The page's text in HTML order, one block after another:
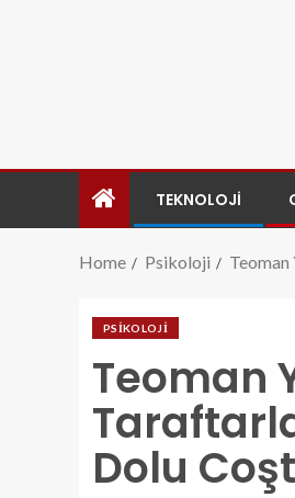
TEKNOLOJI
Home Psikoloji Teoman
PSIKOLOJI
Teoman
Dolu